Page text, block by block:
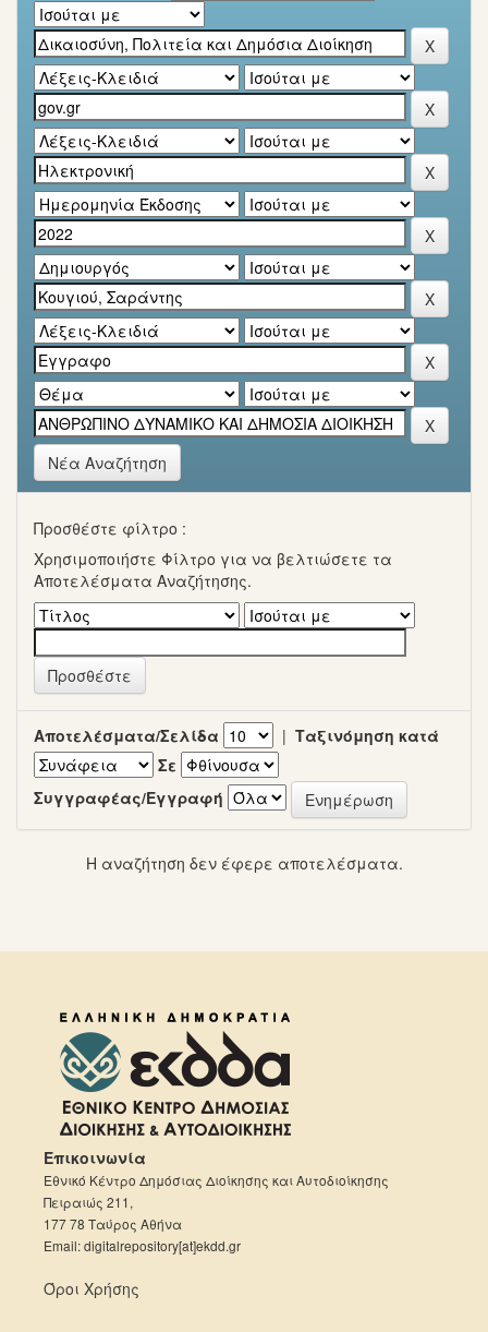
Νέα Αναζήτηση
Προσθέστε φίλτρο :
Χρησιμοποιήστε Φίλτρο για να βελτιώσετε τα
Αποτελέσματα Αναζήτησης.
Αποτελέσματα/Σελίδα | Ταξινόμηση κατά
Σε
Συγγραφέας/Εγγραφή
Η αναζήτηση δεν έφερε αποτελέσματα.
Επικοινωνία
Εθνικό Κέντρο Δημόσιας Διοίκησης και Αυτοδιοίκησης
Πειραιώς 211,
177 78 Ταύρος Αθήνα
Email: digitalrepository[at]ekdd.gr
Όροι Χρήσης